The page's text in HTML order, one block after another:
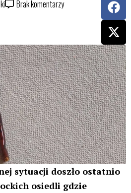
Brak komentarzy
a
c
e
b
o
o
k
-
t
w
i
t
t
e
r
sytuacji doszło ostatnio
osiedli gdzie